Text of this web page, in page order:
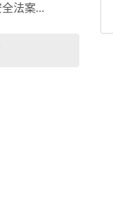
法案
采用标识机